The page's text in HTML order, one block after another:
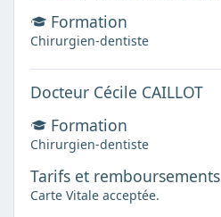
Formation
Chirurgien-dentiste
Docteur Cécile CAILLOT
Formation
Chirurgien-dentiste
Tarifs et remboursements
Carte Vitale acceptée.